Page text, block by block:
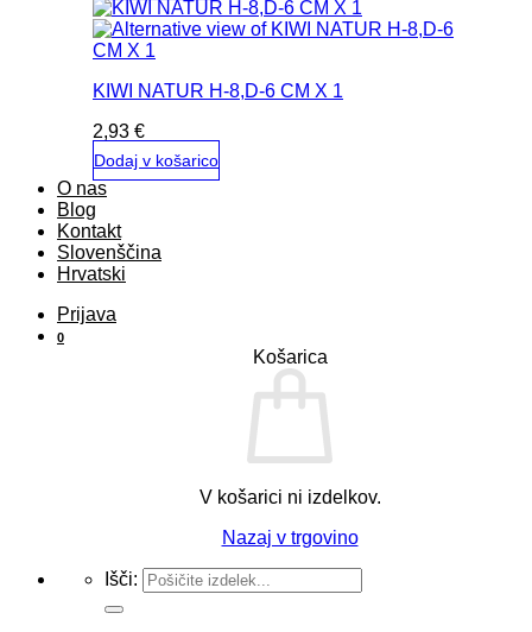
KIWI NATUR H-8,D-6 CM X 1
2,93 €
Dodaj v košarico
O nas
Blog
Kontakt
Slovenščina
Hrvatski
Prijava
0
Košarica
V košarici ni izdelkov.
Nazaj v trgovino
Išči: